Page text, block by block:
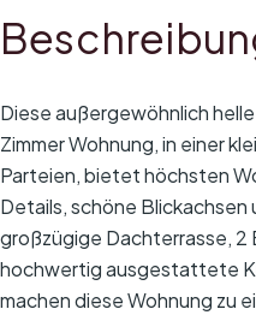
Diese außergewöhnlich
Zimmer Wohnung, in einer
Parteien, bietet höchsten
Details, schöne Blickachsen
großzügige Dachterrasse, 2
hochwertig ausgestattete
machen diese Wohnung zu